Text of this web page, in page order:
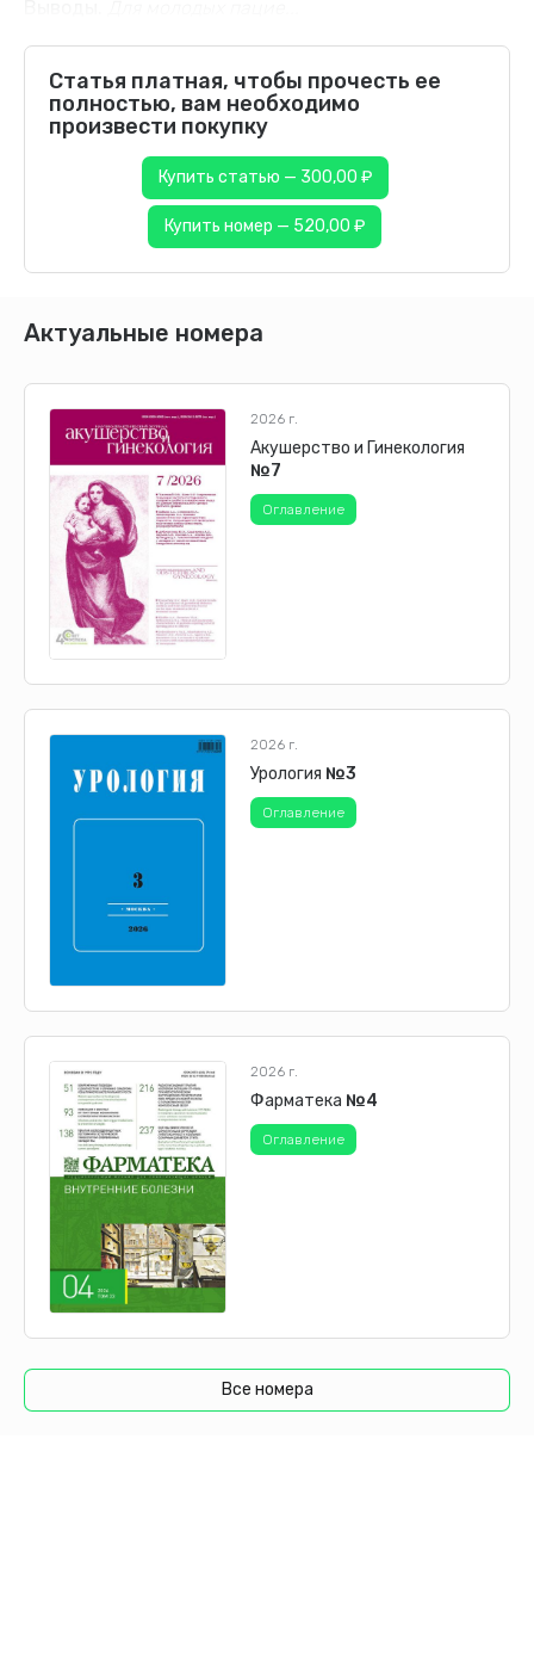
Статья платная, чтобы прочесть ее
полностью, вам необходимо
произвести покупку
Купить статью — 300,00 ₽
Купить номер — 520,00 ₽
Актуальные номера
2026 г.
Акушерство и Гинекология
№7
Оглавление
2026 г.
Урология №3
Оглавление
2026 г.
Фарматека №4
Оглавление
Все номера